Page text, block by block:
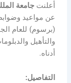
أعلنتجامعة
عن مواعيد
والتأهيل
أدناه.
التفاصيل: